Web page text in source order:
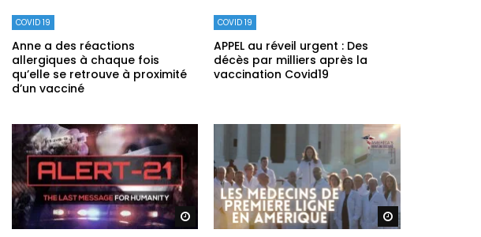
COVID 19
Anne a des réactions
allergiques à chaque fois
qu’elle se retrouve à proximité
d’un vacciné
COVID 19
APPEL au réveil urgent : Des
décès par milliers après la
vaccination Covid19
Regarder plus tard Regarder plus tard Regarder plus